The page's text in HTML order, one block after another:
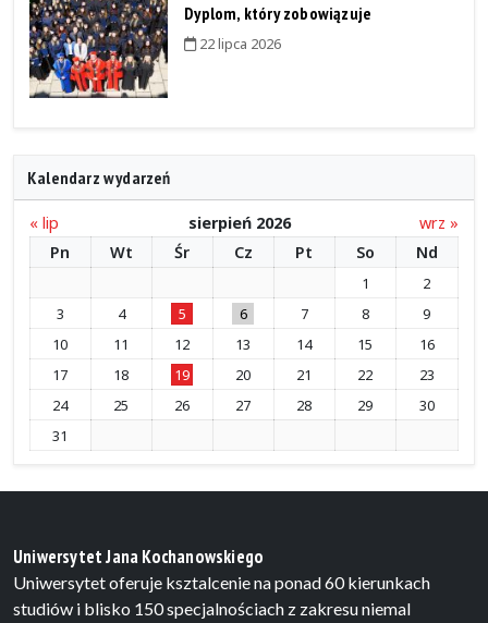
Dyplom, który zobowiązuje
22 lipca 2026
Kalendarz wydarzeń
« lip sierpień 2026
wrz »
Pn
Wt Śr Cz Pt So Nd
1
2
3
4 5 6 7 8
9
10
11 12 13 14 15
16
17
18 19 20 21 22
23
24
25 26 27 28 29
30
31
Uniwersytet Jana Kochanowskiego
Uniwersytet oferuje ksztalcenie na ponad 60 kierunkach
studiów i blisko 150 specjalnościach z zakresu niemal